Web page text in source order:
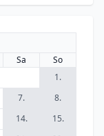
Sa
So
1.
7.
8.
14.
15.